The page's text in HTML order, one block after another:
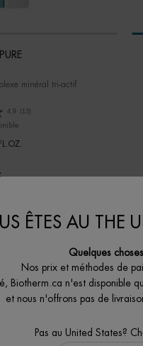
minéral tri-actif
4.9 (13)
STICK DEO PURE
ÊTES AU THE
Quelques
Nos prix et méthodes de
Biotherm.ca n'est disponible
et nous n'offrons pas de
Pas au United States?